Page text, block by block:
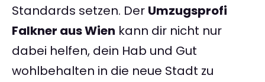
Standards setzen. Der Umzugsprofi
Falkner aus Wien kann dir nicht nur
dabei helfen, dein Hab und Gut
wohlbehalten in die neue Stadt zu